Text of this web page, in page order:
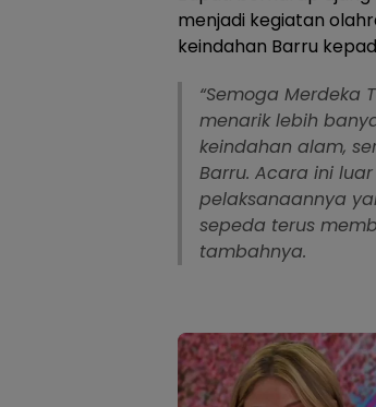
menjadi kegiatan
keindahan Barru
“Semoga Merdeka
menarik lebih
keindahan alam,
Barru. Acara ini
pelaksanaannya
sepeda terus
tambahnya.